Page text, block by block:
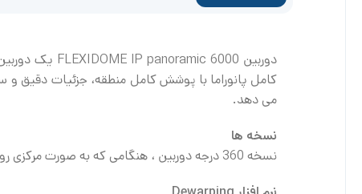
می دهد.
نسخه ها
نسخه 360 درجه دوربین ، هنگامی که به صورت مرکزی روی یک میله یا زیر لبه نصب می شود، پوشش فراگیر کاملی را بدون نقاط کور ارائه می دهد.